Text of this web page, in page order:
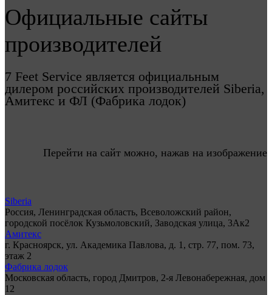
Официальные сайты
производителей
7 Feet Service является официальным
дилером российских производителей Siberia,
Амитекс и ФЛ (Фабрика лодок)
Перейти на сайт можно, нажав на изображение
Siberia
Россия, Ленинградская область, Всеволожский район,
городской посёлок Кузьмоловский, Заводская улица, 3Ак2
Амитекс
г. Красноярск, ул. Академика Павлова, д. 1, стр. 77, пом. 73,
этаж 2
Фабрика лодок
Московская область, город Дмитров, 2-я Левонабережная, дом
12